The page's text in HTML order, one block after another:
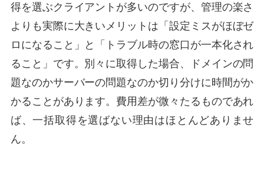
得を選ぶクライアントが多いのですが、管理の楽さ
よりも実際に大きいメリットは「設定ミスがほぼゼ
ロになること」と「トラブル時の窓口が一本化され
ること」です。別々に取得した場合、ドメインの問
題なのかサーバーの問題なのか切り分けに時間がか
かることがあります。費用差が微々たるものであれ
ば、一括取得を選ばない理由はほとんどありませ
ん。